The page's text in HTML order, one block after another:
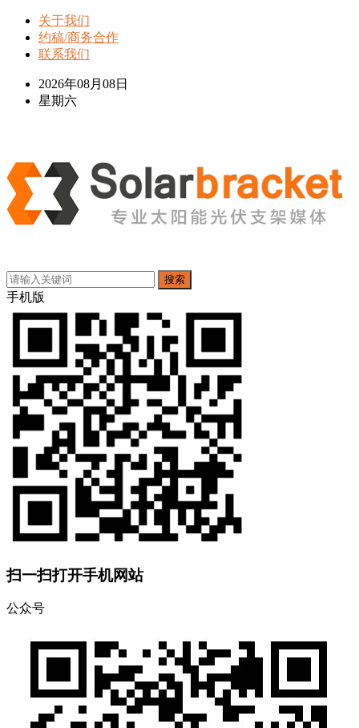
关于我们
约稿/商务合作
联系我们
2026年08月08日
星期六
搜索
手机版
扫一扫打开手机网站
公众号